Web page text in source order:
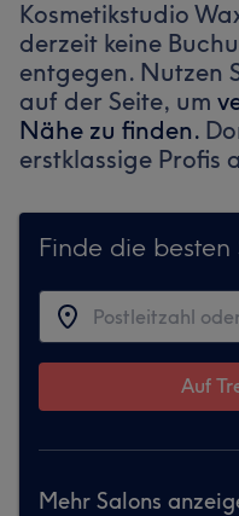
Kosmetikstudio
derzeit keine
entgegen. Nutzen
auf der Seite, um
Nähe zu finden.
erstklassige Profis
Finde die
Auf
Mehr Salons